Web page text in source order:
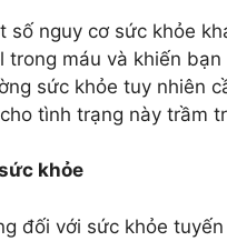
nguy cơ sức khỏe
máu và khiến
sức khỏe tuy nhiên
tình trạng này trầm
khỏe
đối với sức khỏe